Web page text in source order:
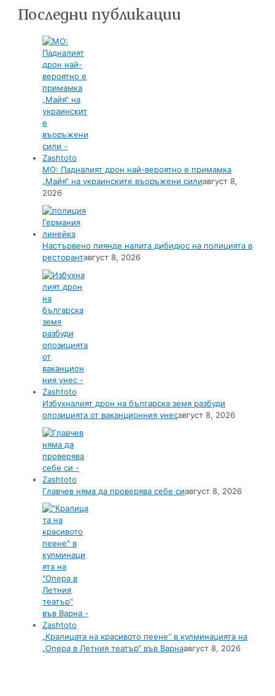
Последни публикации
МО: Падналият дрон най-вероятно е примамка
„Майя“ на украинските въоръжени силиавгуст 8,
2026
Настървено пиянде налита дибидюс на полицията в
ресторантавгуст 8, 2026
Избухналият дрон на българска земя разбуди
опозицията от ваканционния унесавгуст 8, 2026
Главчев няма да проверява себе сиавгуст 8, 2026
„Кралицата на красивото пеене“ в кулминацията на
„Опера в Летния театър“ във Варнаавгуст 8, 2026